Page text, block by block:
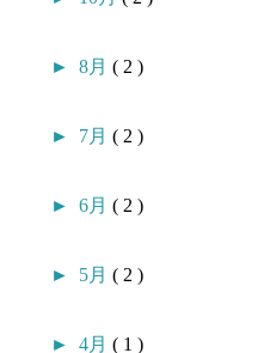
►8月( 2 )
► 7月( 2 )
►6月( 2 )
► 5月( 2 )
►4月( 1 )